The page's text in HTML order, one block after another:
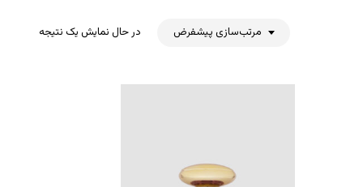
در حال نمایش یک نتیجه مرتب‌سازی پیشفرض